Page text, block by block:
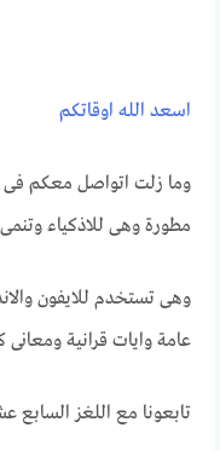
اسعد الله اوقاتكم
وما زلت اتواصل معكم فى
مطورة وهى للاذكياء
وهى تستخدم للايفون
عامة وايات قرانية
تابعونا مع اللغز